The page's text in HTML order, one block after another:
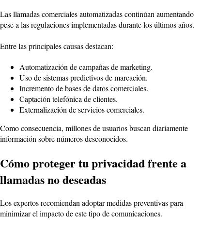
Las llamadas comerciales automatizadas continúan aumentando
pese a las regulaciones implementadas durante los últimos años.
Entre las principales causas destacan:
Automatización de campañas de marketing.
Uso de sistemas predictivos de marcación.
Incremento de bases de datos comerciales.
Captación telefónica de clientes.
Externalización de servicios comerciales.
Como consecuencia, millones de usuarios buscan diariamente
información sobre números desconocidos.
Cómo proteger tu privacidad frente a
llamadas no deseadas
Los expertos recomiendan adoptar medidas preventivas para
minimizar el impacto de este tipo de comunicaciones.